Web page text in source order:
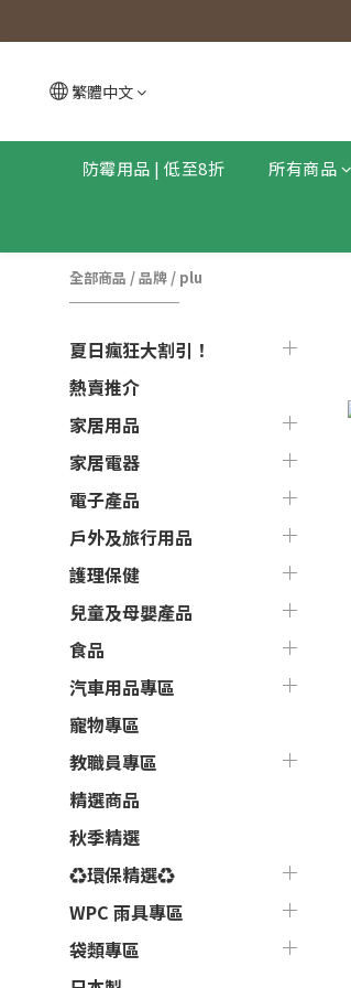
繁體中文
防霉用品 | 低至8折 所有商品
全部商品 /品牌 / plu
夏日瘋狂大割引！
熱賣推介
家居用品
家居電器
電子產品
戶外及旅行用品
護理保健
兒童及母嬰產品
食品
汽車用品專區
寵物專區
教職員專區
精選商品
秋季精選
♻環保精選♻
WPC 雨具專區
袋類專區